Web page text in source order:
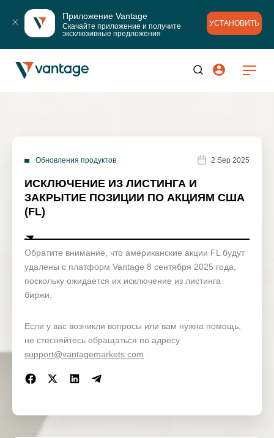
Приложение Vantage
Скачайте приложение и получите
эксклюзивные предложения
УСТАНОВИТЬ
Обновления продуктов 2 Sep 2025
ИСКЛЮЧЕНИЕ ИЗ ЛИСТИНГА И
ЗАКРЫТИЕ ПОЗИЦИИ ПО АКЦИЯМ США
(FL)
Обратите внимание, что американские акции FL будут
удалены с платформ Vantage 8 сентября 2025 года,
поскольку ожидается их исключение из листинга
биржи.
Если у вас возникли вопросы или вам нужна помощь,
не стесняйтесь обращаться по адресу
support@vantagemarkets.com